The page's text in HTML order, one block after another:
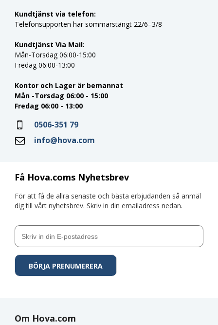
Få Hova.coms Nyhetsbrev
För att få de allra senaste och bästa erbjudanden så anmäl
dig till vårt nyhetsbrev. Skriv in din emailadress nedan.
Kundtjänst via telefon:
Telefonsupporten har sommarstängt 22/6–3/8
Kundtjänst Via Mail:
Mån-Torsdag 06:00-15:00
Fredag 06:00-13:00
Kontor och Lager är bemannat
Mån -Torsdag 06:00 - 15:00
Fredag 06:00 - 13:00
0506-351 79
info@hova.com
Om Hova.com